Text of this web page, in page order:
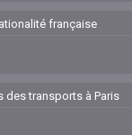
française
des transports à Paris